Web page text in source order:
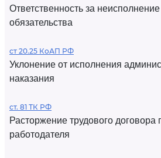
Ответственность за
обязательства
ст 20.25 КоАП РФ
Уклонение от исполнения
наказания
ст. 81 ТК РФ
Расторжение трудового договора
работодателя